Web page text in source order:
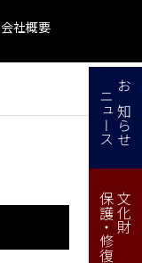
会社概要
お知らせ
ニュース
文化財
保護・修復